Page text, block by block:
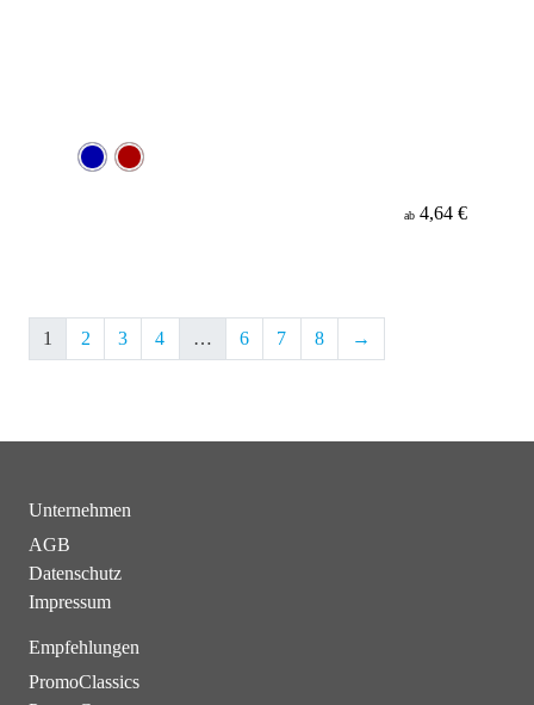
ab 4,64 €
1 2 3 4 … 6 7 8 →
Unternehmen
AGB
Datenschutz
Impressum
Empfehlungen
PromoClassics